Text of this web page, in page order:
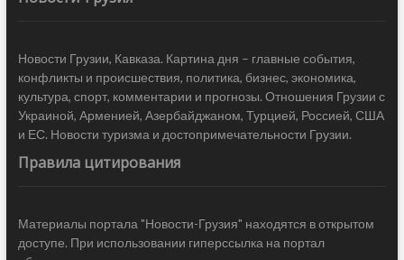
Новости Грузии, Кавказа. Картина дня – главные события,
конфликты и происшествия, политика, бизнес, экономика,
культура, спорт, комментарии и прогнозы. Отношения Грузии с
Украиной, Арменией, Азербайджаном, Турцией, Россией, США
и ЕС. Новости туризма и достопримечательности Грузии.
Правила цитирования
Материалы портала "Новости-Грузия" находятся в открытом
доступе. При использовании гиперссылка на портал